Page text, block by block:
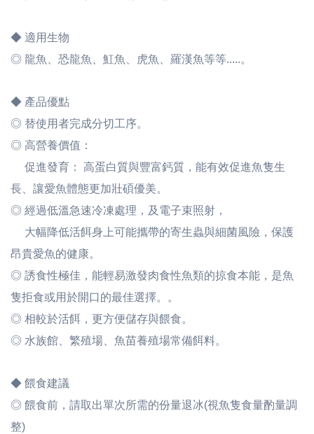
◆ 適用生物
◎ 龍魚、恐龍魚、魟魚、虎魚、羅漢魚等等.....。
◆ 產品優點
◎ 替使用者完成分切工序。
◎ 高營養價值：
促進發育： 高蛋白質與豐富鈣質，能有效促進魚隻生
長、讓愛魚體態更加壯碩優美。
◎ 經過低溫急速冷凍處理，及電子束照射，
大幅降低活餌身上可能攜帶的寄生蟲與細菌風險，保護
昂貴愛魚的健康。
◎ 誘食性極佳，能輕易激發肉食性魚類的掠食本能，是魚
隻拒食或用於開口的最佳選擇。。
◎ 相較於活餌，更方便儲存與餵食。
◎ 水族館、繁殖場、魚苗養殖場常備餌料。
◆ 餵食建議
◎ 餵食前，請取出單次所需的份量退冰(視魚隻食量酌量調
整)